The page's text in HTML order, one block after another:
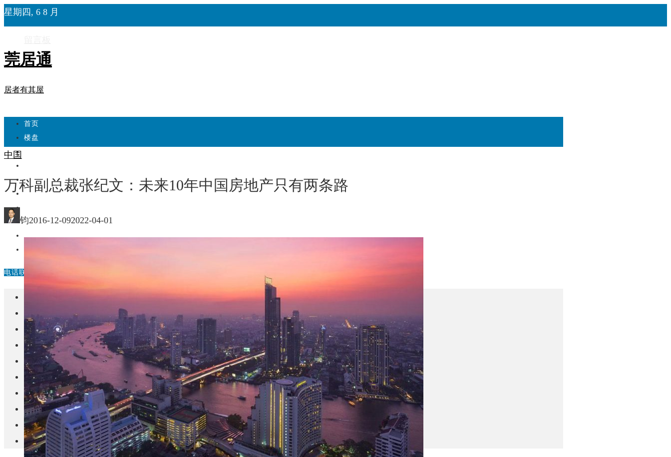
星期四, 6 8 月
莞居通
居者有其屋
首页
楼盘
自建房
东莞
房产政策
中国
电话联系
楼盘
学校
住宅
自建房
东莞
城市更新
房产政策
中国
其他
中国
万科副总裁张纪文：未来10年中国房地产只有两条路
钧2016-12-092022-04-01